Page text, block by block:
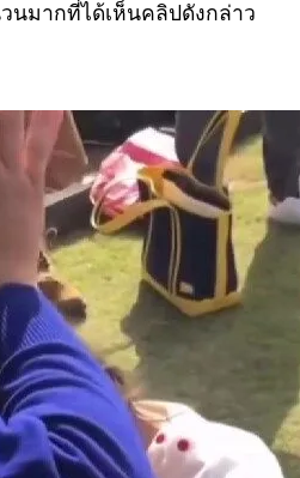
นมากที่ได้เห็นคลิปดังกล่าว